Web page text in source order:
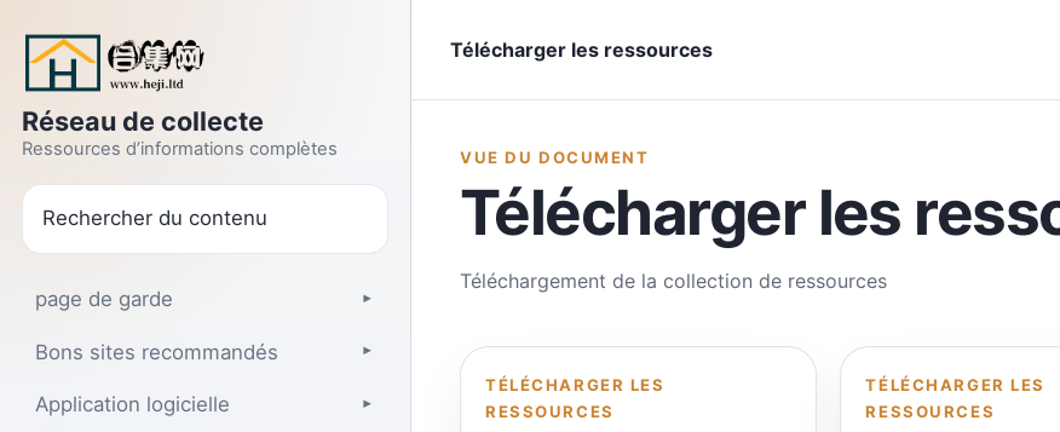
Réseau de collecte
Ressources d’informations complètes
recherche
page de garde ▾
Bons sites recommandés ▾
Application logicielle ▾
Télécharger les ressources
VUE DU DOCUMENT
Télécharger les
Téléchargement de la collection de ressources
TÉLÉCHARGER LES
RESSOURCES
TÉLÉCHARGER LES
RESSOURCES